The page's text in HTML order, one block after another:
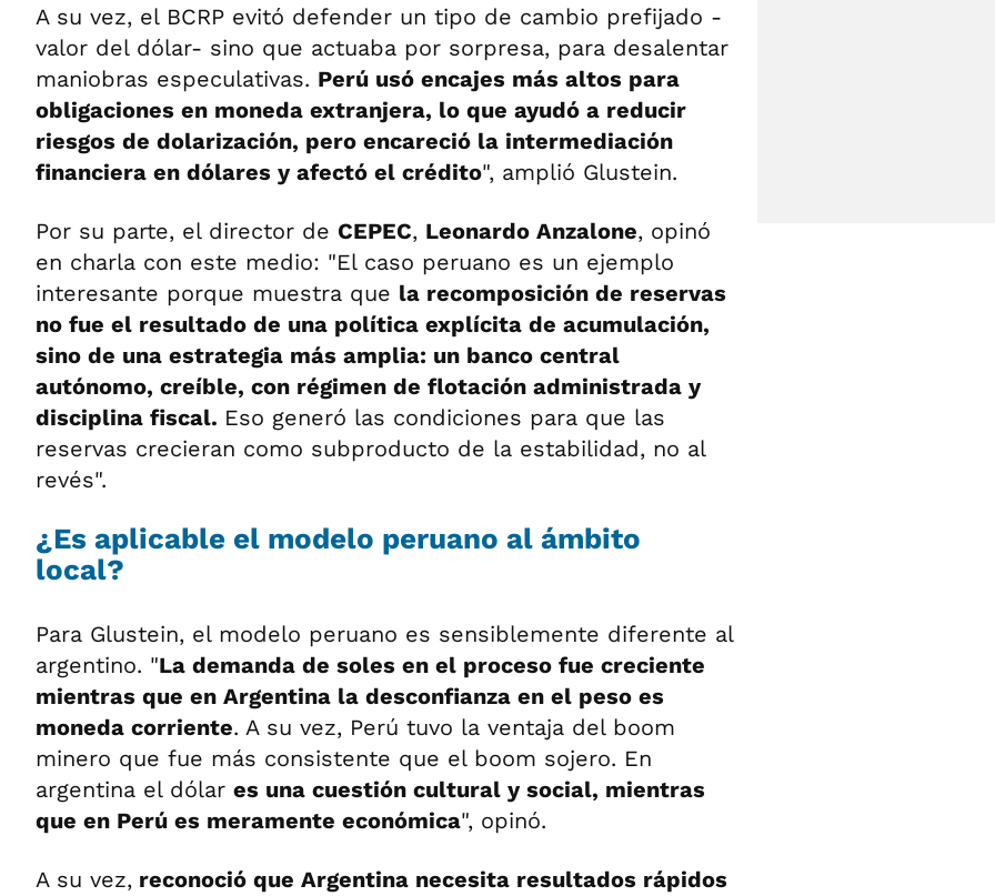
A su vez, el BCRP evitó defender un tipo de cambio prefijado -
valor del dólar- sino que actuaba por sorpresa, para desalentar
maniobras especulativas. Perú usó encajes más altos para
obligaciones en moneda extranjera, lo que ayudó a reducir
riesgos de dolarización, pero encareció la intermediación
financiera en dólares y afectó el crédito", amplió Glustein.
Por su parte, el director de CEPEC, Leonardo Anzalone, opinó
en charla con este medio: "El caso peruano es un ejemplo
interesante porque muestra que la recomposición de reservas
no fue el resultado de una política explícita de acumulación,
sino de una estrategia más amplia: un banco central
autónomo, creíble, con régimen de flotación administrada y
disciplina fiscal. Eso generó las condiciones para que las
reservas crecieran como subproducto de la estabilidad, no al
revés".
¿Es aplicable el modelo peruano al ámbito
local?
Para Glustein, el modelo peruano es sensiblemente diferente al
argentino. "La demanda de soles en el proceso fue creciente
mientras que en Argentina la desconfianza en el peso es
moneda corriente. A su vez, Perú tuvo la ventaja del boom
minero que fue más consistente que el boom sojero. En
argentina el dólar es una cuestión cultural y social, mientras
que en Perú es meramente económica", opinó.
A su vez, reconoció que Argentina necesita resultados rápidos